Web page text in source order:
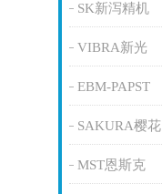
SK新泻精机
VIBRA新光
EBM-PAPST
SAKURA樱花
MST恩斯克